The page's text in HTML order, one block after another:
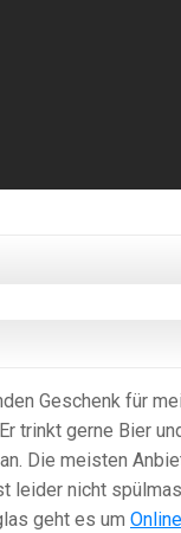
Geschenk für
trinkt gerne Bier
Die meisten
leider nicht
geht es um